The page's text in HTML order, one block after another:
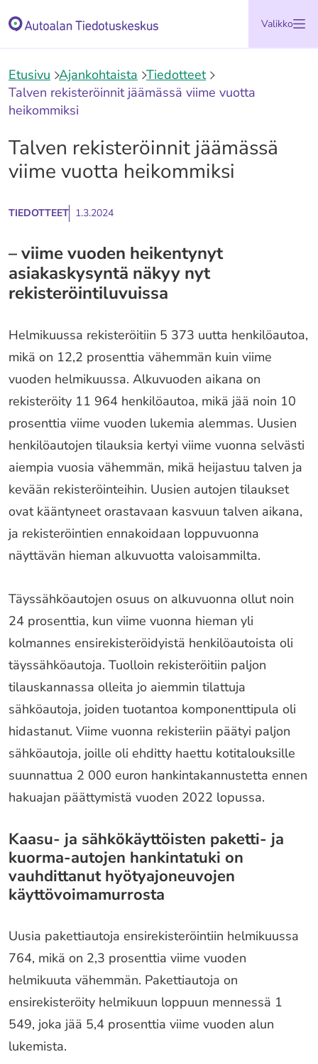
sisältöön
Etusivu Valikko
Etusivu Ajankohtaista Tiedotteet
Talven rekisteröinnit jäämässä viime vuotta
heikommiksi
Talven rekisteröinnit jäämässä
viime vuotta heikommiksi
TIEDOTTEET 1.3.2024
– viime vuoden heikentynyt
asiakaskysyntä näkyy nyt
rekisteröintiluvuissa
Helmikuussa rekisteröitiin 5 373 uutta henkilöautoa,
mikä on 12,2 prosenttia vähemmän kuin viime
vuoden helmikuussa. Alkuvuoden aikana on
rekisteröity 11 964 henkilöautoa, mikä jää noin 10
prosenttia viime vuoden lukemia alemmas. Uusien
henkilöautojen tilauksia kertyi viime vuonna selvästi
aiempia vuosia vähemmän, mikä heijastuu talven ja
kevään rekisteröinteihin. Uusien autojen tilaukset
ovat kääntyneet orastavaan kasvuun talven aikana,
ja rekisteröintien ennakoidaan loppuvuonna
näyttävän hieman alkuvuotta valoisammilta.
Täyssähköautojen osuus on alkuvuonna ollut noin
24 prosenttia, kun viime vuonna hieman yli
kolmannes ensirekisteröidyistä henkilöautoista oli
täyssähköautoja. Tuolloin rekisteröitiin paljon
tilauskannassa olleita jo aiemmin tilattuja
sähköautoja, joiden tuotantoa komponenttipula oli
hidastanut. Viime vuonna rekisteriin päätyi paljon
sähköautoja, joille oli ehditty haettu kotitalouksille
suunnattua 2 000 euron hankintakannustetta ennen
hakuajan päättymistä vuoden 2022 lopussa.
Kaasu- ja sähkökäyttöisten paketti- ja
kuorma-autojen hankintatuki on
vauhdittanut hyötyajoneuvojen
käyttövoimamurrosta
Uusia pakettiautoja ensirekisteröintiin helmikuussa
764, mikä on 2,3 prosenttia viime vuoden
helmikuuta vähemmän. Pakettiautoja on
ensirekisteröity helmikuun loppuun mennessä 1
549, joka jää 5,4 prosenttia viime vuoden alun
lukemista.